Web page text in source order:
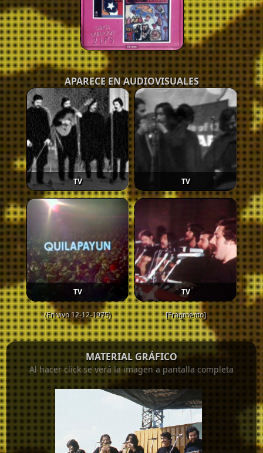
APARECE EN AUDIOVISUALES
TV TV
TV
(En vivo 12-12-1975)
TV
[Fragmento]
MATERIAL GRÁFICO
Al hacer click se verá la imagen a pantalla completa